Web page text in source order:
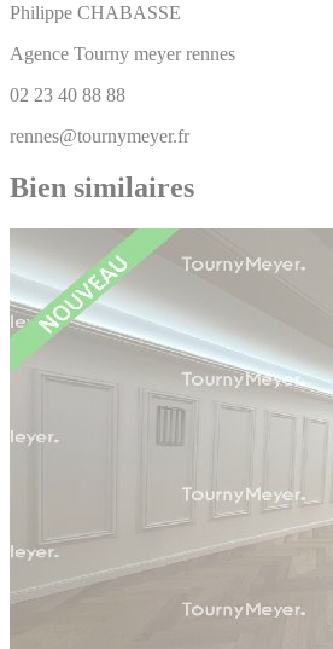
Philippe CHABASSE
Agence Tourny meyer rennes
02 23 40 88 88
rennes@tournymeyer.fr
Bien similaires